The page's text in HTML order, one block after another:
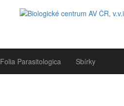
Folia Parasitologica Sbírky